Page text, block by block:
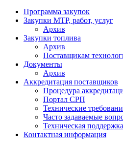
Программа закупок
Закупки МТР, работ, услуг
Архив
Закупки топлива
Архив
Поставщикам
Документы
Архив
Аккредитация поставщиков
Процедура
Портал СРП
Технические
Часто задаваемые
Техническая поддержка
Контактная информация